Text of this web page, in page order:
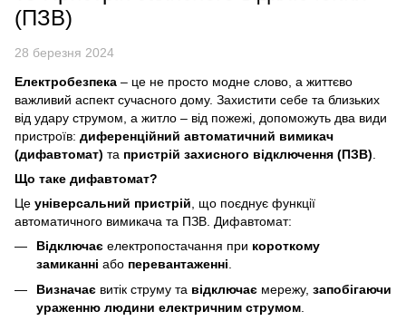
(ПЗВ)
28 березня 2024
Електробезпека – це не просто модне слово, а життєво
важливий аспект сучасного дому. Захистити себе та близьких
від удару струмом, а житло – від пожежі, допоможуть два види
пристроїв: диференційний автоматичний вимикач
(дифавтомат) та пристрій захисного відключення (ПЗВ)
Що таке дифавтомат?
Це універсальний пристрій , що поєднує функції
автоматичного вимикача та ПЗВ. Дифавтомат:
Відключає електропостачання при короткому
замиканні або перевантаженні
Визначає витік струму та відключає мережу, запобігаючи
ураженню людини електричним струмом.